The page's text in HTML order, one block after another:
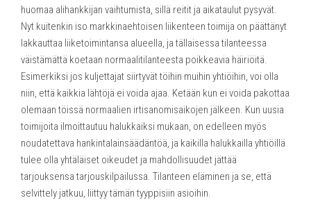
huomaa alihankkijan vaihtumista, sillä reitit ja aikataulut pysyvät.
Nyt kuitenkin iso markkinaehtoisen liikenteen toimija on päättänyt
lakkauttaa liiketoimintansa alueella, ja tällaisessa tilanteessa
väistämättä koetaan normaalitilanteesta poikkeavia häiriöitä.
Esimerkiksi jos kuljettajat siirtyvät töihin muihin yhtiöihin, voi olla
niin, että kaikkia lähtöjä ei voida ajaa. Ketään kun ei voida pakottaa
olemaan töissä normaalien irtisanomisaikojen jälkeen. Kun uusia
toimijoita ilmoittautuu halukkaiksi mukaan, on edelleen myös
noudatettava hankintalainsäädäntöä, ja kaikilla halukkailla yhtiöillä
tulee olla yhtäläiset oikeudet ja mahdollisuudet jättää
tarjouksensa tarjouskilpailussa. Tilanteen eläminen ja se, että
selvittely jatkuu, liittyy tämän tyyppisiin asioihin.